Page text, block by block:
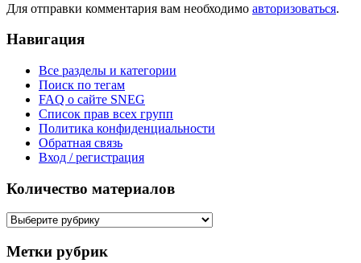
Для отправки комментария вам необходимо авторизоваться.
Навигация
Все разделы и категории
Поиск по тегам
FAQ о сайте SNEG
Список прав всех групп
Политика конфиденциальности
Обратная связь
Вход / регистрация
Количество материалов
Количество
Метки рубрик